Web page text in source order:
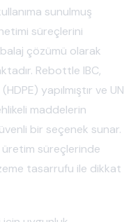
sunulmuş
süreçlerini
çözümü olarak
Rebottle IBC,
yapılmıştır ve UN
maddelerin
bir seçenek sunar.
üretim süreçlerinde
tasarrufu ile dikkat